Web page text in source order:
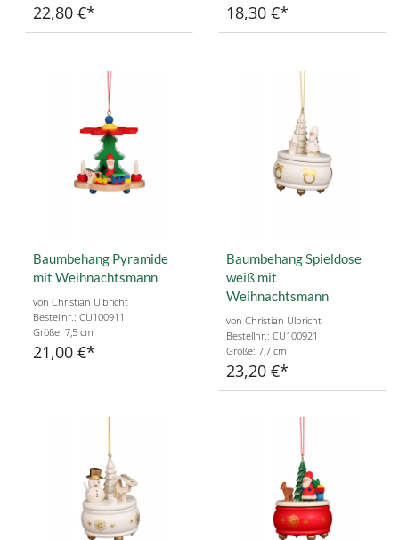
22,80 € 18,30 €
Baumbehang Pyramide
mit Weihnachtsmann
von Christian Ulbricht
Bestellnr.: CU100911
Größe: 7,5 cm
21,00 €
Baumbehang Spieldose
weiß mit
Weihnachtsmann
von Christian Ulbricht
Bestellnr.: CU100921
Größe: 7,7 cm
23,20 €